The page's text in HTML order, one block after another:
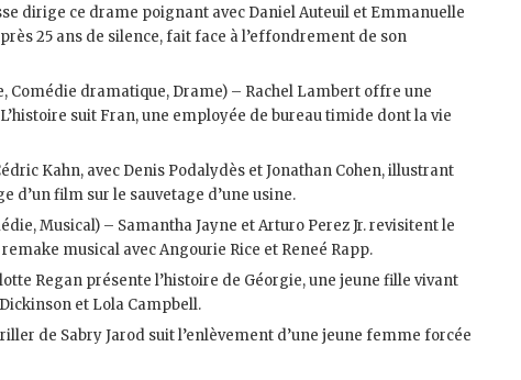
dirige ce drame poignant avec Daniel Auteuil et Emmanuelle
25 ans de silence, fait face à l’effondrement de son
Comédie dramatique, Drame) – Rachel Lambert offre une
suit Fran, une employée de bureau timide dont la vie
Kahn, avec Denis Podalydès et Jonathan Cohen, illustrant
d’un film sur le sauvetage d’une usine​​.
Musical) – Samantha Jayne et Arturo Perez Jr. revisitent le
musical avec Angourie Rice et Reneé Rapp​​.
Regan présente l’histoire de Géorgie, une jeune fille vivant
et Lola Campbell​​.
de Sabry Jarod suit l’enlèvement d’une jeune femme forcée